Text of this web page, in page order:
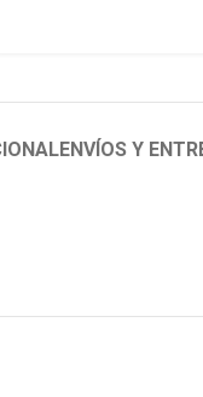
ENVÍOS Y